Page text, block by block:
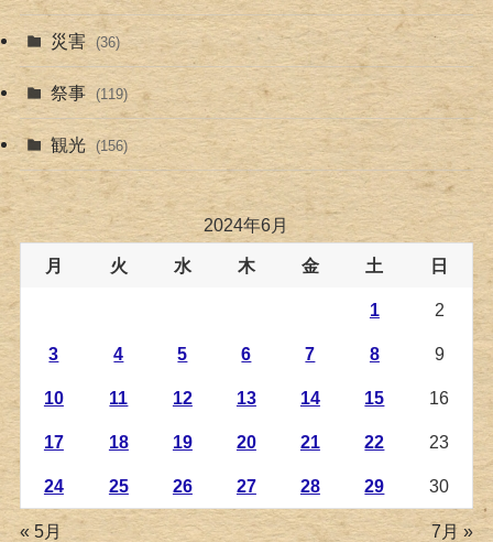
災害 (36)
祭事 (119)
観光 (156)
2024年6月
月 火 水 木 金 土 日
1 2
3 4 5 6 7 8 9
10 11 12 13 14 15 16
17 18 19 20 21 22 23
24 25 26 27 28 29 30
« 5月 7月 »